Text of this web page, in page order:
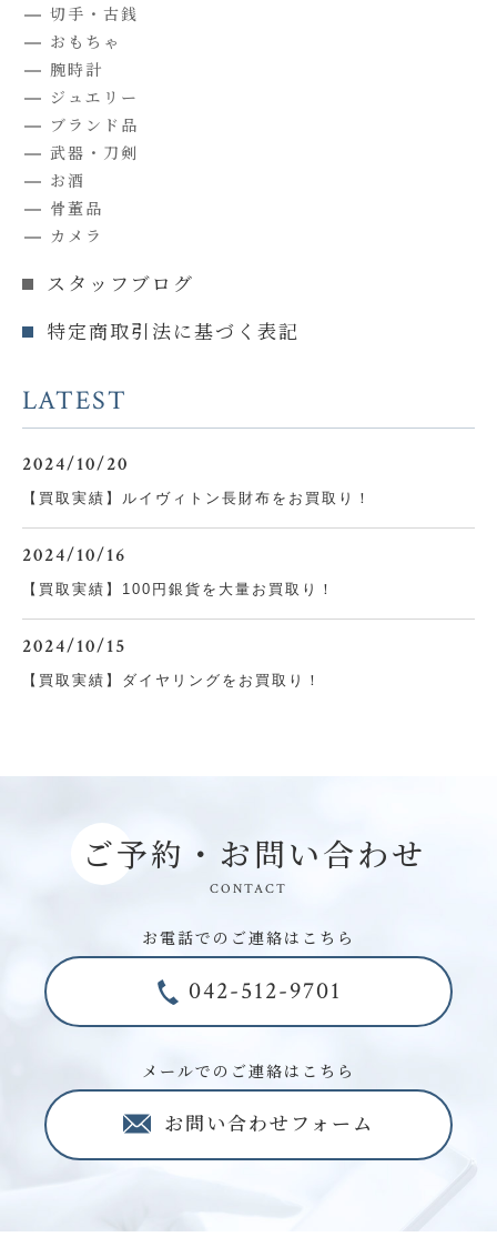
切手・古銭
おもちゃ
腕時計
ジュエリー
ブランド品
武器・刀剣
お酒
骨董品
カメラ
スタッフブログ
特定商取引法に基づく表記
LATEST
2024/10/20
【買取実績】ルイヴィトン長財布をお買取り！
2024/10/16
【買取実績】100円銀貨を大量お買取り！
2024/10/15
【買取実績】ダイヤリングをお買取り！
ご予約・お問い合わせ
CONTACT
お電話でのご連絡はこちら
042-512-9701
メールでのご連絡はこちら
お問い合わせフォーム